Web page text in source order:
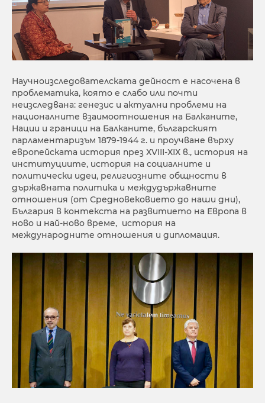
Научноизследователската дейност е насочена в
проблематика, която е слабо или почти
неизследвана: генезис и актуални проблеми на
националните взаимоотношения на Балканите,
Нации и граници на Балканите, българският
парламентаризъм 1879-1944 г. и проучване върху
европейската история през ХVІІІ-ХІХ в., история на
институциите, история на социалните и
политически идеи, религиозните общности в
държавната политика и междудържавните
отношения (от Средновековието до наши дни),
България в контекста на развитието на Европа в
ново и най-ново време, история на
международните отношения и дипломация.